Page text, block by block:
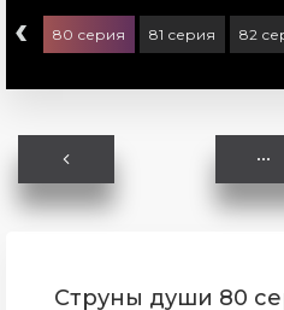
‹ 80 серия 81 серия 82
Струны души 80